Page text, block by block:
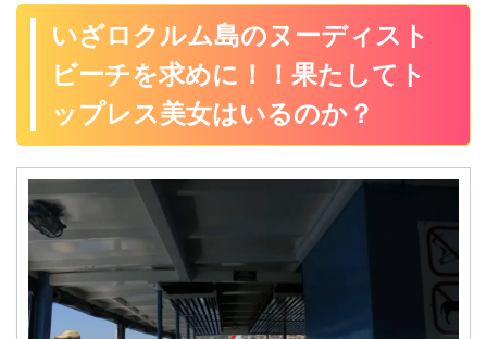
いざロクルム島のヌーディスト
ビーチを求めに！！果たしてト
ップレス美女はいるのか？